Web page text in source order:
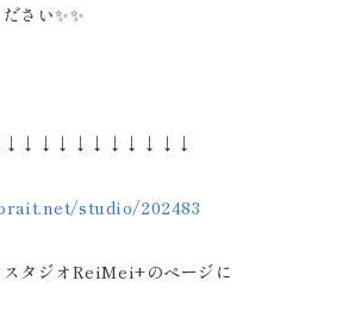
さい✨✨
studio/202483
スタジオReiMei+のページに